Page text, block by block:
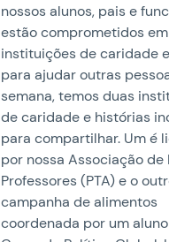
nossos alunos, pais e
estão comprometidos
instituições de caridade
para ajudar outras
semana, temos duas
de caridade e histórias
para compartilhar. Um é
por nossa Associação de
Professores (PTA) e o
campanha de alimentos
coordenada por um